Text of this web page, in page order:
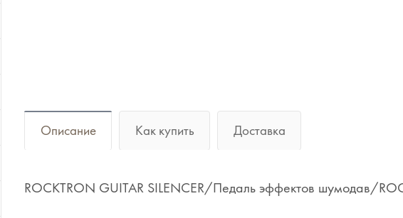
Описание Как купить Доставка
ROCKTRON GUITAR SILENCER/Педаль эффектов шумодав/